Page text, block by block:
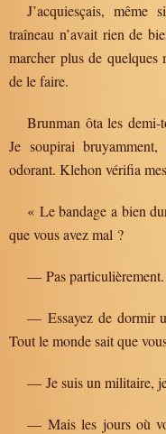
J’acquiesçais, même
traîneau n’avait rien de
marcher plus de quelques
de le faire.
Brunman ôta les
Je soupirai
odorant. Klehon vérifia
« Le bandage a bien
que vous avez mal ?
— Pas particulièrement.
— Essayez de dormir
Tout le monde sait que
— Je suis un militaire,
— Mais les jours où